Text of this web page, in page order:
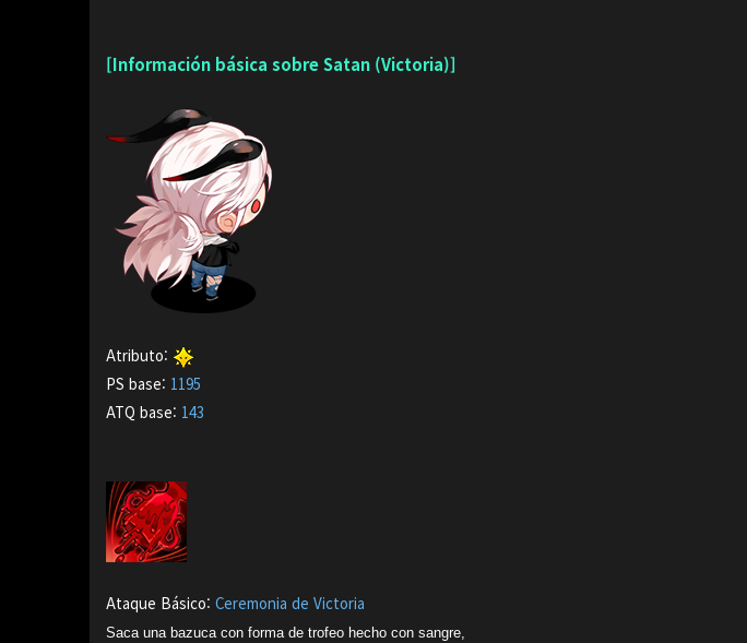
[Información básica sobre Satan (Victoria)]
Atributo:
PS base: 1195
ATQ base: 143
Ataque Básico: Ceremonia de Victoria
Saca una bazuca con forma de trofeo hecho con sangre,